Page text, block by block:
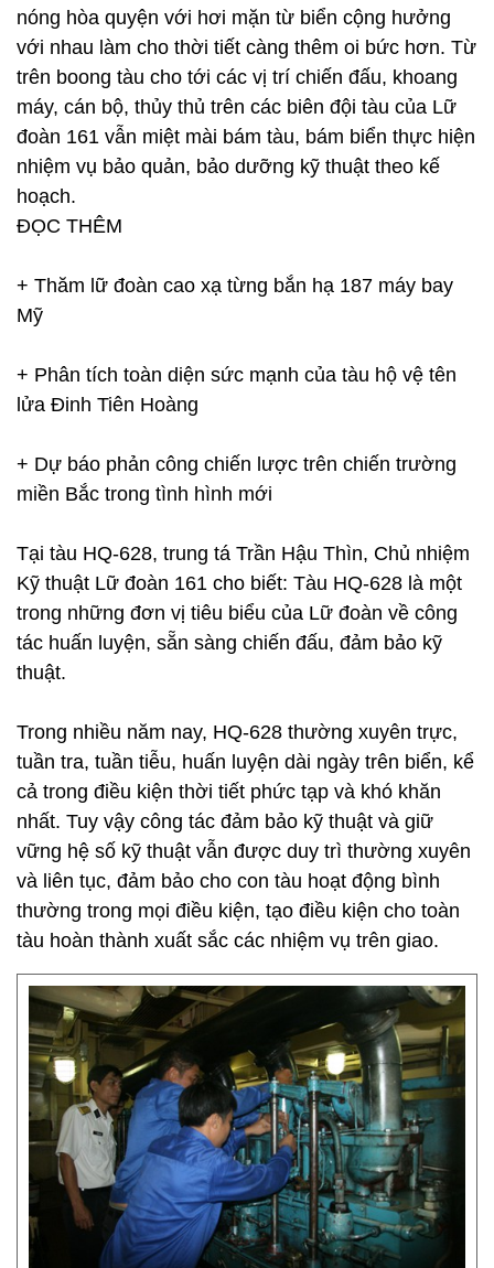
nóng hòa quyện với hơi mặn từ biển cộng hưởng
với nhau làm cho thời tiết càng thêm oi bức hơn. Từ
trên boong tàu cho tới các vị trí chiến đấu, khoang
máy, cán bộ, thủy thủ trên các biên đội tàu của Lữ
đoàn 161 vẫn miệt mài bám tàu, bám biển thực hiện
nhiệm vụ bảo quản, bảo dưỡng kỹ thuật theo kế
hoạch.
ĐỌC THÊM
+ Thăm lữ đoàn cao xạ từng bắn hạ 187 máy bay
Mỹ
+ Phân tích toàn diện sức mạnh của tàu hộ vệ tên
lửa Đinh Tiên Hoàng
+ Dự báo phản công chiến lược trên chiến trường
miền Bắc trong tình hình mới
Tại tàu HQ-628, trung tá Trần Hậu Thìn, Chủ nhiệm
Kỹ thuật Lữ đoàn 161 cho biết: Tàu HQ-628 là một
trong những đơn vị tiêu biểu của Lữ đoàn về công
tác huấn luyện, sẵn sàng chiến đấu, đảm bảo kỹ
thuật.
Trong nhiều năm nay, HQ-628 thường xuyên trực,
tuần tra, tuần tiễu, huấn luyện dài ngày trên biển, kể
cả trong điều kiện thời tiết phức tạp và khó khăn
nhất. Tuy vậy công tác đảm bảo kỹ thuật và giữ
vững hệ số kỹ thuật vẫn được duy trì thường xuyên
và liên tục, đảm bảo cho con tàu hoạt động bình
thường trong mọi điều kiện, tạo điều kiện cho toàn
tàu hoàn thành xuất sắc các nhiệm vụ trên giao.